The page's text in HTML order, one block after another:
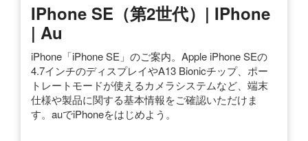
IPhone SE（第2世代）| IPhone
| Au
iPhone「iPhone SE」のご案内。Apple iPhone SEの
4.7インチのディスプレイやA13 Bionicチップ、ポー
トレートモードが使えるカメラシステムなど、端末
仕様や製品に関する基本情報をご確認いただけま
す。auでiPhoneをはじめよう。